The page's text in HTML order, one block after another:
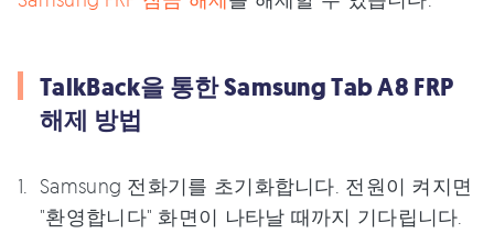
TalkBack을 통한 Samsung Tab A8 FRP
해제 방법
Samsung 전화기를 초기화합니다. 전원이 켜지면
"환영합니다" 화면이 나타날 때까지 기다립니다.